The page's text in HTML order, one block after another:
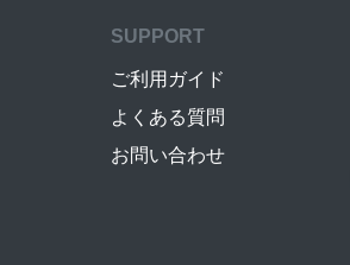
SUPPORT
ご利用ガイド
よくある質問
お問い合わせ